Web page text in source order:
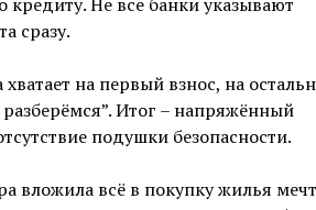
сразу.
на первый взнос, на
Итог – напряжённый
подушки безопасности.
вложила всё в покупку жилья